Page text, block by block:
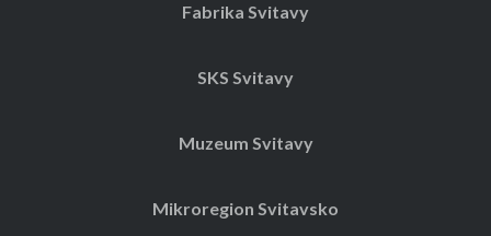
Fabrika Svitavy
SKS Svitavy
Muzeum Svitavy
Mikroregion Svitavsko